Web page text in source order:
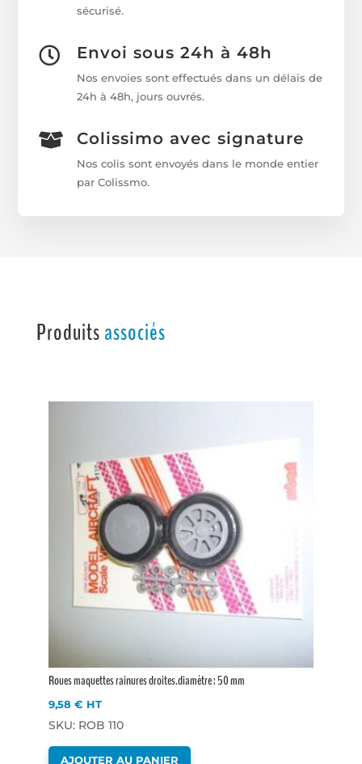
sécurisé.
 Envoi sous 24h à 48h
Nos envoies sont effectués dans un délais de
24h à 48h, jours ouvrés.
 Colissimo avec signature
Nos colis sont envoyés dans le monde entier
par Colissmo.
Produitsassociés
Roues maquettes rainures droites.diamètre : 50 mm
9,58 € HT
SKU: ROB 110
AJOUTER AU PANIER